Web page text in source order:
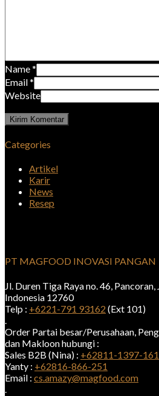
Name*
Email*
Website
Categories
Artikel
Karir
News
Resep
PT MAGFOOD INOVASI PANGAN
Jl. Duren Tiga Raya no. 46,
Indonesia 12760
Telp : +6221-791 93162 (Ext 101)
Order Partai besar/Perusahaan,
dan Makloon hubungi :
Sales B2B (Nina) : +62811-1397-161
Yanty : +62816-866-251
Email : cs.amazy@magfood.com